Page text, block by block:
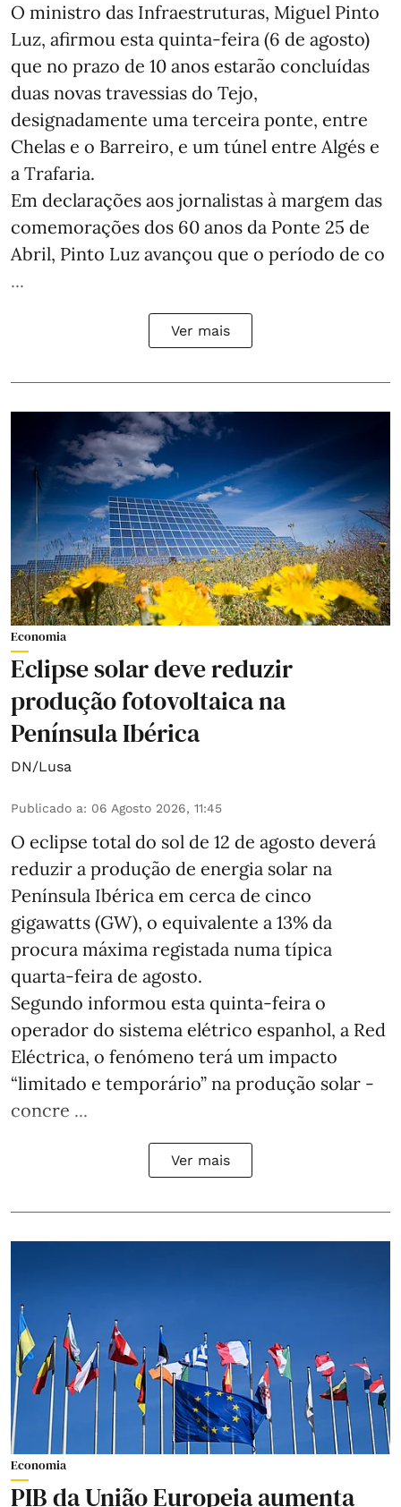
O ministro das Infraestruturas, Miguel Pinto
Luz, afirmou esta quinta-feira (6 de agosto)
que no prazo de 10 anos estarão concluídas
duas novas travessias do Tejo,
designadamente uma terceira ponte, entre
Chelas e o Barreiro, e um túnel entre Algés e
a Trafaria.
Em declarações aos jornalistas à margem das
comemorações dos 60 anos da Ponte 25 de
Abril, Pinto Luz avançou que o período de co
...
Ver mais
Economia
Eclipse solar deve reduzir
produção fotovoltaica na
Península Ibérica
DN/Lusa
Publicado a: 06 Agosto 2026, 11:45
O eclipse total do sol de 12 de agosto deverá
reduzir a produção de energia solar na
Península Ibérica em cerca de cinco
gigawatts (GW), o equivalente a 13% da
procura máxima registada numa típica
quarta-feira de agosto.
Segundo informou esta quinta-feira o
operador do sistema elétrico espanhol, a Red
Eléctrica, o fenómeno terá um impacto
“limitado e temporário” na produção solar -
concre ...
Ver mais
Economia
PIB da União Europeia aumenta